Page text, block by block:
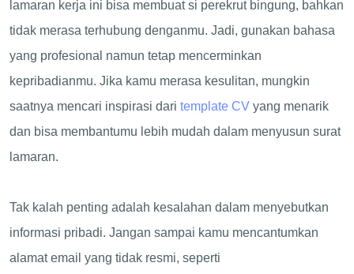
lamaran kerja ini bisa membuat si perekrut bingung, bahkan
tidak merasa terhubung denganmu. Jadi, gunakan bahasa
yang profesional namun tetap mencerminkan
kepribadianmu. Jika kamu merasa kesulitan, mungkin
saatnya mencari inspirasi dari template CV yang menarik
dan bisa membantumu lebih mudah dalam menyusun surat
lamaran.
Tak kalah penting adalah kesalahan dalam menyebutkan
informasi pribadi. Jangan sampai kamu mencantumkan
alamat email yang tidak resmi, seperti